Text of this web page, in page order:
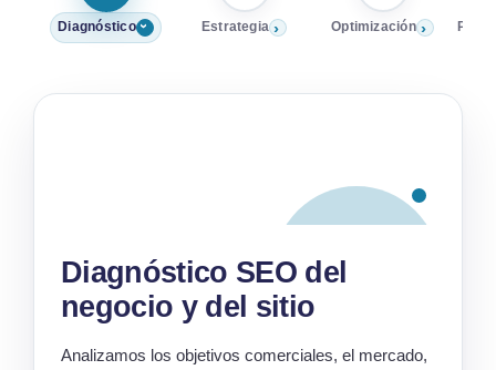
Diagnóstico› Estrategia › Optimización ›
Diagnóstico SEO del
negocio y del sitio
Analizamos los objetivos comerciales, el mercado,